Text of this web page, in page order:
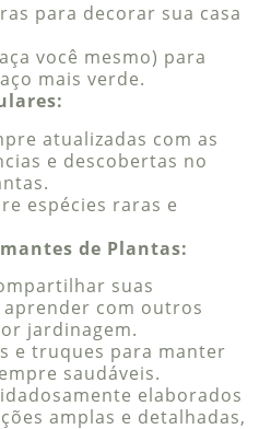
para decorar sua casa
você mesmo) para
mais verde.
atualizadas com as
e descobertas no
espécies raras e
de Plantas:
suas
aprender com outros
jardinagem.
e truques para manter
saudáveis.
elaborados
amplas e detalhadas,